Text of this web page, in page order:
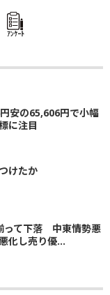
ｱﾝｹｰﾄ
安の65,606円で小幅
に注目
けたか
って下落 中東情勢悪
化し売り優...